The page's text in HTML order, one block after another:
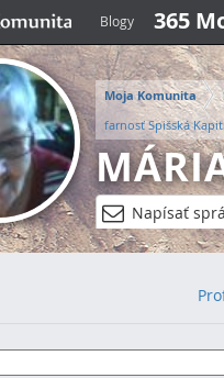
Blogy 365
Moja Komunita
farnosť Spišská
Napísať